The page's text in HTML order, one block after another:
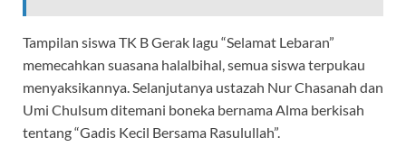
Tampilan siswa TK B Gerak lagu “Selamat Lebaran”
memecahkan suasana halalbihal, semua siswa terpukau
menyaksikannya. Selanjutanya ustazah Nur Chasanah dan
Umi Chulsum ditemani boneka bernama Alma berkisah
tentang “Gadis Kecil Bersama Rasulullah”.